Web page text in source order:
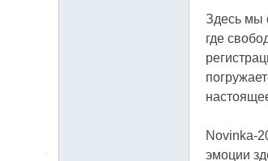
Здесь мы
где
Novinka-
эмоции